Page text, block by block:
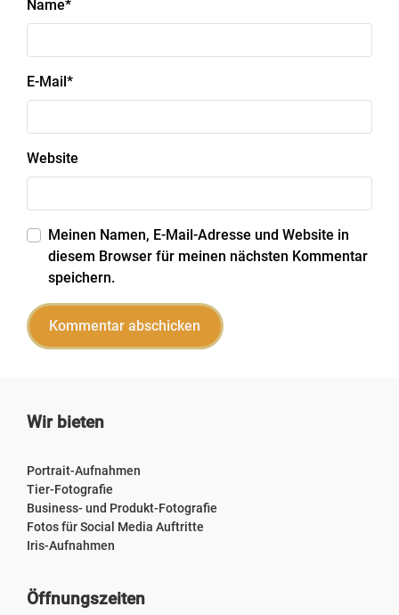
Name*
E-Mail*
Website
Meinen Namen, E-Mail-Adresse und Website in
diesem Browser für meinen nächsten Kommentar
speichern.
Wir bieten
Portrait-Aufnahmen
Tier-Fotografie
Business- und Produkt-Fotografie
Fotos für Social Media Auftritte
Iris-Aufnahmen
Öffnungszeiten